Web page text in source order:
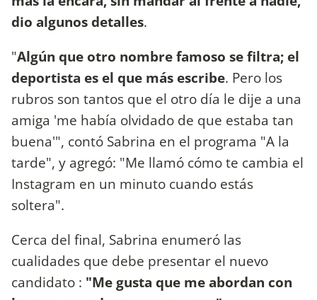
dio algunos detalles.
"Algún que otro nombre famoso se filtra; el
deportista es el que más escribe. Pero los
rubros son tantos que el otro día le dije a una
amiga 'me había olvidado de que estaba tan
buena'", contó Sabrina en el programa "A la
tarde", y agregó: "Me llamó cómo te cambia el
Instagram en un minuto cuando estás
soltera".
Cerca del final, Sabrina enumeró las
cualidades que debe presentar el nuevo
candidato : "Me gusta que me abordan con